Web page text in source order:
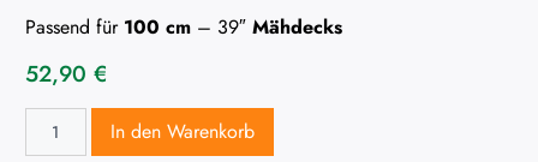
Passend für 100 cm – 39″ Mähdecks
52,90 €
In den Warenkorb